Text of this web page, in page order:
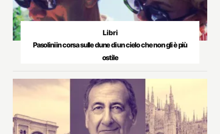
Libri
Pasolini in corsa sulle dune di un cielo che non gli è più
ostile